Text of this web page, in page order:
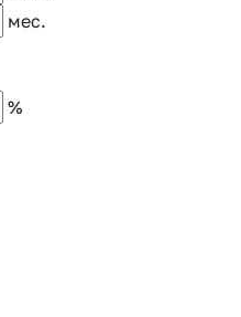
мес.
%